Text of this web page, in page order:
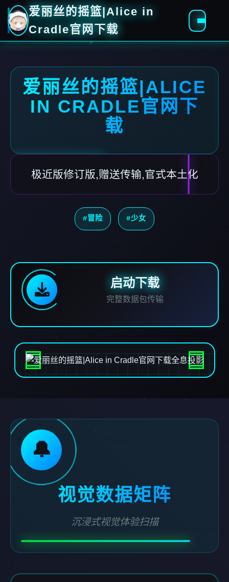
爱丽丝的摇篮|Alice in
Cradle官网下载
爱丽丝的摇篮|ALICE
IN CRADLE官网下
载
极近版修订版,赠送传输,官式本土化
#冒险 #少女
启动下载
完整数据包传输
🔔
视觉数据矩阵
沉浸式视觉体验扫描